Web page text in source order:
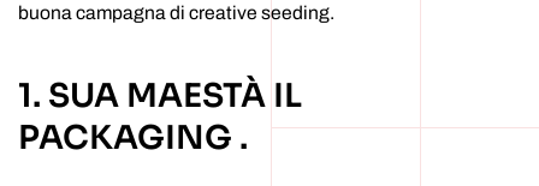
buona campagna di creative seeding.
1. SUA MAESTÀ IL
PACKAGING .